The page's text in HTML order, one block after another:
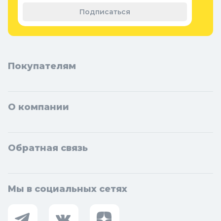
Подписаться
Покупателям
О компании
Обратная связь
Мы в социальных сетях